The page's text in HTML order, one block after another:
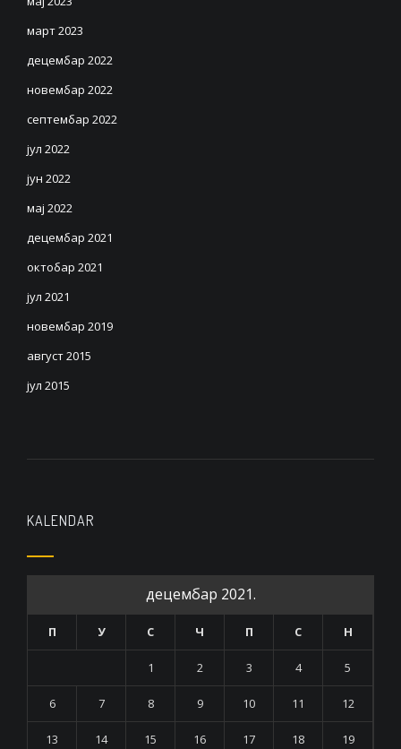
март 2023
децембар 2022
новембар 2022
септембар 2022
јул 2022
јун 2022
мај 2022
децембар 2021
октобар 2021
јул 2021
новембар 2019
август 2015
јул 2015
KALENDAR
децембар 2021.
П У С Ч П С Н
1 2 3 4 5
6 7 8 9 10 11 12
13 14 15 16 17 18 19